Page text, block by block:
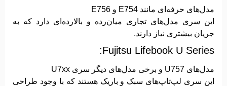
مدل‌های حرفه‌ای مانند E754 و E756
این سری مدل‌های تجاری میان‌رده و بالارده‌ای دارد که به
جریان بیشتری نیاز دارند.
Fujitsu Lifebook U Series:
مدل‌های U757 و برخی مدل‌های دیگر سری U7xx
این سری لپ‌تاپ‌های سبک و باریک هستند که با وجود طراحی